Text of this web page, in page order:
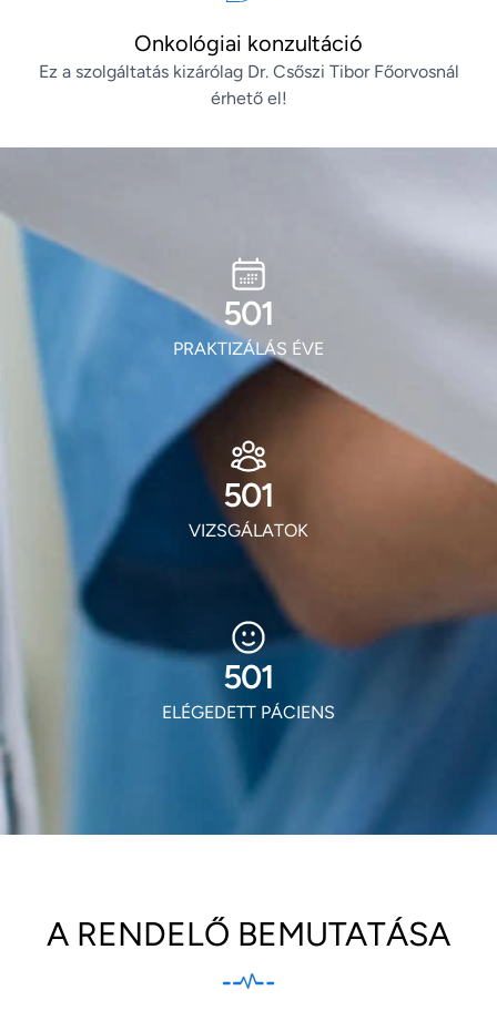
Onkológiai konzultáció
Ez a szolgáltatás kizárólag Dr. Csőszi Tibor Főorvosnál
érhető el!
605
PRAKTIZÁLÁS ÉVE
605
VIZSGÁLATOK
605
ELÉGEDETT PÁCIENS
A RENDELŐ BEMUTATÁSA